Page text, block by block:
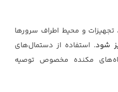
تجهیزات و محیط اطراف سرورها
شود. استفاده از دستمال‌های
مکنده مخصوص توصیه